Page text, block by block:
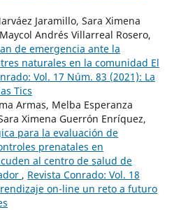
Jaramillo, Sara Ximena
Andrés Villarreal Rosero,
de emergencia ante la
naturales en la comunidad El
Vol. 17 Núm. 83 (2021): La
Tics
Armas, Melba Esperanza
Ximena Guerrón Enríquez,
para la evaluación de
prenatales en
al centro de salud de
, Revista Conrado: Vol. 18
on-line un reto a futuro